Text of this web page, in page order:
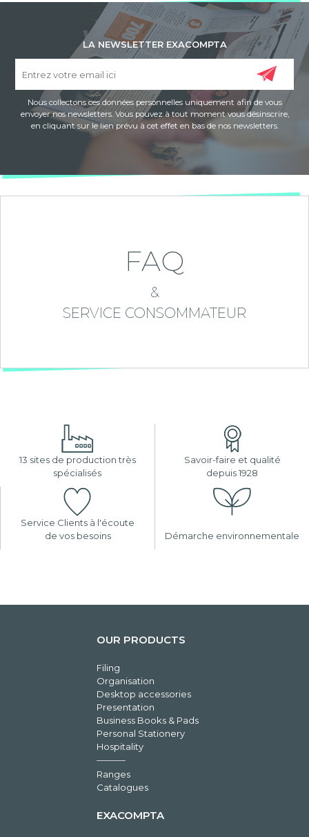
LA NEWSLETTER EXACOMPTA
Nous collectons ces données personnelles uniquement afin de vous
envoyer nos newsletters. Vous pouvez à tout moment vous désinscrire,
en cliquant sur le lien prévu à cet effet en bas de nos newsletters.
FAQ
&
SERVICE CONSOMMATEUR
13 sites de production très
spécialisés
Savoir-faire et qualité
depuis 1928
Service Clients à l'écoute
de vos besoins
Démarche environnementale
OUR PRODUCTS
Filing
Organisation
Desktop accessories
Presentation
Business Books & Pads
Personal Stationery
Hospitality
Ranges
Catalogues
EXACOMPTA